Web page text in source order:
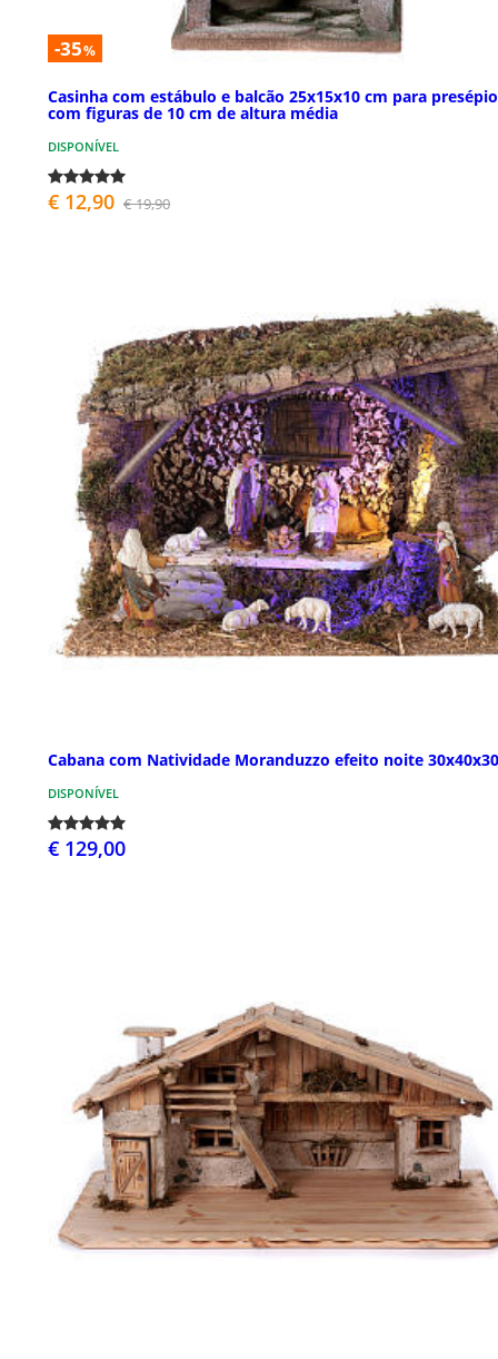
-35%
Casinha com estábulo e balcão 25x15x10 cm para presépio
com figuras de 10 cm de altura média
DISPONÍVEL
€ 12,90 € 19,90
Cabana com Natividade Moranduzzo efeito noite
DISPONÍVEL
€ 129,00